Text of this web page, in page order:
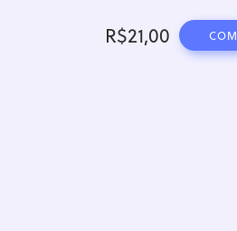
R$21,00